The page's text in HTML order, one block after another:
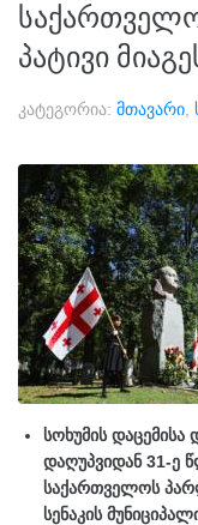
პატივი
კატეგორია: მთავარი
სოხუმის
დაღუპვიდან 31-ე
საქართველოს
სენაკის